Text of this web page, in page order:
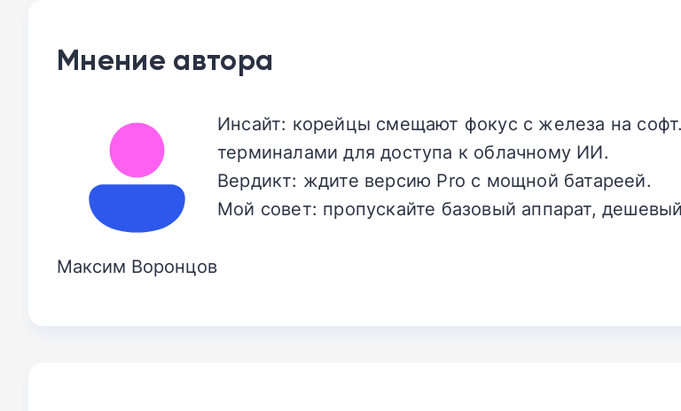
Мнение автора
Максим Воронцов
Инсайт: корейцы смещают фокус с железа на
терминалами для доступа к облачному ИИ.
Вердикт: ждите версию Pro с мощной батареей.
Мой совет: пропускайте базовый аппарат,